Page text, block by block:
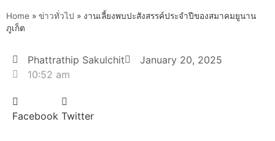
Home » ข่าวทั่วไป » งานเลี้ยงพบปะสังสรรค์ประจำปีของสมาคมยูนาน
ภูเก็ต
Phattrathip Sakulchit
January 20, 2025
10:52 am
Facebook Twitter